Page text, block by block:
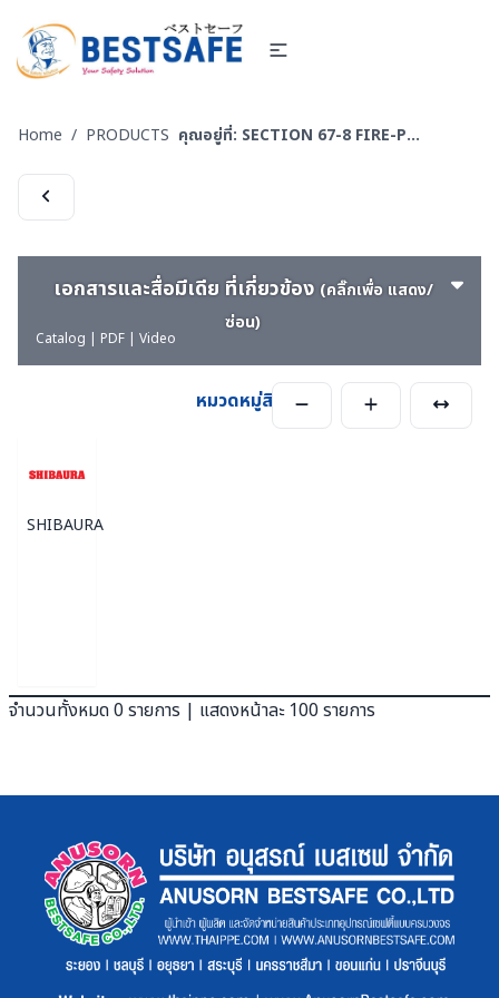
Home / PRODUCTS คุณอยู่ที่: SECTION 67-8 FIRE-PUMP-Engine-ปั๊มหาบหาม-เครื่องยนต์
เอกสารและสื่อมีเดีย ที่เกี่ยวข้อง (คลิ๊กเพื่อ แสดง/
ซ่อน)
Catalog | PDF | Video
หมวดหมู่สินค้า
SHIBAURA
จำนวนทั้งหมด 0 รายการ | แสดงหน้าละ 100 รายการ